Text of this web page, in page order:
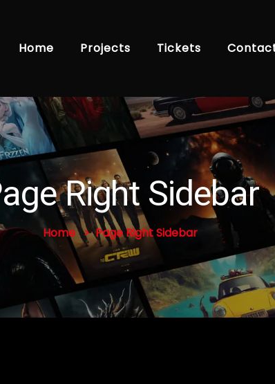
Home Projects Tickets
Right Sidebar
Home Page Right Sidebar